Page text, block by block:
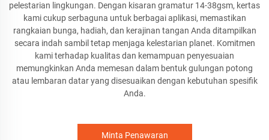
pelestarian lingkungan. Dengan kisaran gramatur 14-38gsm, kertas
kami cukup serbaguna untuk berbagai aplikasi, memastikan
rangkaian bunga, hadiah, dan kerajinan tangan Anda ditampilkan
secara indah sambil tetap menjaga kelestarian planet. Komitmen
kami terhadap kualitas dan kemampuan penyesuaian
memungkinkan Anda memesan dalam bentuk gulungan potong
atau lembaran datar yang disesuaikan dengan kebutuhan spesifik
Anda.
Minta Penawaran